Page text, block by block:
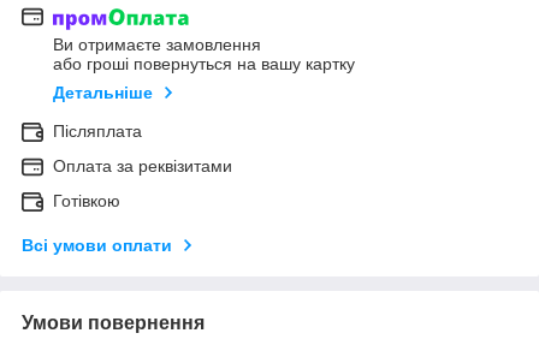
Ви отримаєте замовлення
або гроші повернуться на вашу картку
Детальніше
Післяплата
Оплата за реквізитами
Готівкою
Всі умови оплати
Умови повернення